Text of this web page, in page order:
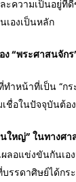
ะความเป็นอยู่ที่
เองเป็นหลัก
“พระศาสนจักร
ำหน้าที่เป็น “ก
อในปัจจุบันต้อง
นใหญ่” ในทางศา
ผลอแข่งขันกันเ
รรดาศิษย์ได้ก